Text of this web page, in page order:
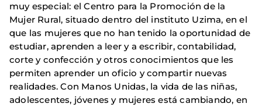
muy especial: el Centro para la Promoción de la
Mujer Rural, situado dentro del instituto Uzima, en el
que las mujeres que no han tenido la oportunidad de
estudiar, aprenden a leer y a escribir, contabilidad,
corte y confección y otros conocimientos que les
permiten aprender un oficio y compartir nuevas
realidades. Con Manos Unidas, la vida de las niñas,
adolescentes, jóvenes y mujeres está cambiando, en